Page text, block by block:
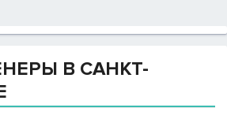
В САНКТ-